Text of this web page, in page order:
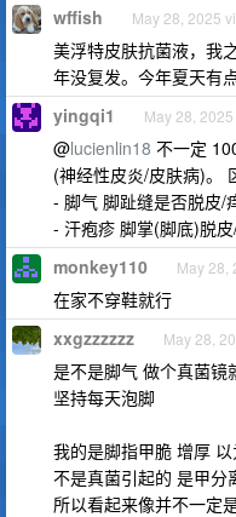
wffish May 28, 2025
美浮特皮肤抗菌液，我
年没复发。今年夏天有
yingqi1 May 28, 2025
@lucienlin18 不一定
(神经性皮炎/皮肤病)。
- 脚气 脚趾缝是否脱皮/
- 汗疱疹 脚掌(脚底)脱
monkey110 May 28,
在家不穿鞋就行
xxgzzzzzz May 28,
是不是脚气 做个真菌镜
坚持每天泡脚
我的是脚指甲脆 增厚
不是真菌引起的 是甲分
所以看起来像并不一定